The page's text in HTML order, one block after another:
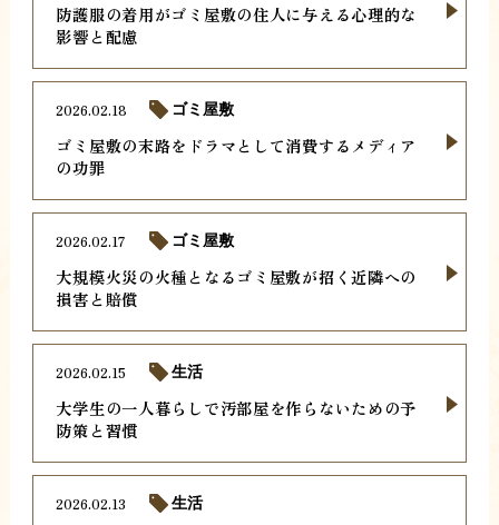
防護服の着用がゴミ屋敷の住人に与える心理的な
影響と配慮
ゴミ屋敷の末路をドラマとして消費するメディア
の功罪
2026.02.18 ゴミ屋敷
大規模火災の火種となるゴミ屋敷が招く近隣への
損害と賠償
2026.02.17 ゴミ屋敷
大学生の一人暮らしで汚部屋を作らないための予
防策と習慣
2026.02.15 生活
2026.02.13 生活